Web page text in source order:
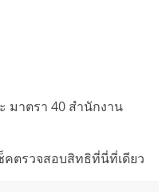
มาตรา 40 สำนักงาน
คตรวจสอบสิทธิที่นี่ที่เดียว